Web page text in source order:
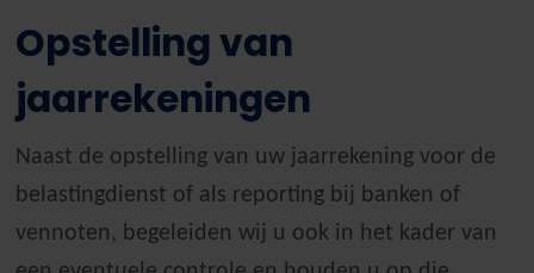
Opstelling van
jaarrekeningen
Naast de opstelling van uw jaarrekening voor de
belastingdienst of als reporting bij banken of
vennoten, begeleiden wij u ook in het kader van